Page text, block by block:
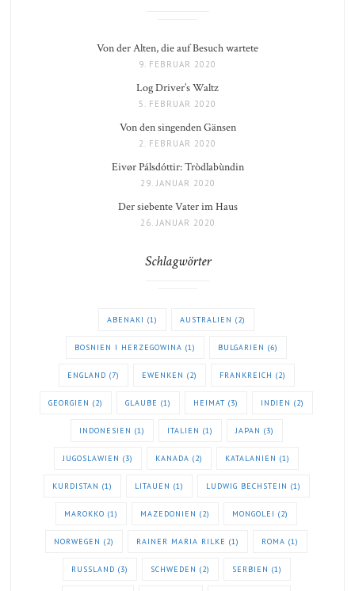
Von der Alten, die auf Besuch wartete
9. FEBRUAR 2020
Log Driver’s Waltz
5. FEBRUAR 2020
Von den singenden Gänsen
2. FEBRUAR 2020
Eivør Pálsdóttir: Tròdlabùndin
29. JANUAR 2020
Der siebente Vater im Haus
26. JANUAR 2020
Schlagwörter
ABENAKI (1) AUSTRALIEN (2)
BOSNIEN I HERZEGOWINA (1) BULGARIEN (6)
ENGLAND (7) EWENKEN (2) FRANKREICH (2)
GEORGIEN (2) GLAUBE (1) HEIMAT (3) INDIEN (2)
INDONESIEN (1) ITALIEN (1) JAPAN (3)
JUGOSLAWIEN (3) KANADA (2) KATALANIEN (1)
KURDISTAN (1) LITAUEN (1) LUDWIG BECHSTEIN (1)
MAROKKO (1) MAZEDONIEN (2) MONGOLEI (2)
NORWEGEN (2) RAINER MARIA RILKE (1) ROMA (1)
RUSSLAND (3) SCHWEDEN (2) SERBIEN (1)